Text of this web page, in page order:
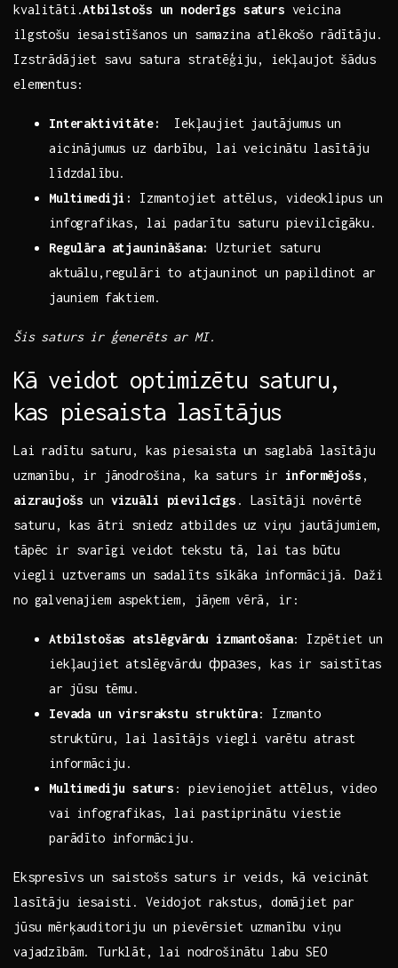
kvalitāti.Atbilstošs un noderīgs saturs ‌veicina
ilgstošu iesaistīšanos un samazina ‌atlēkošo ​rādītāju.
Izstrādājiet savu⁢ satura stratēģiju, iekļaujot šādus
elementus:
Interaktivitāte:
‍ Iekļaujiet⁤ jautājumus un
aicinājumus uz darbību,‌ lai ⁤veicinātu lasītāju
līdzdalību.
Multimediji:
Izmantojiet attēlus, ‍videoklipus ⁤un
infografikas, lai padarītu saturu‌ pievilcīgāku.
Regulāra atjaunināšana:
Uzturiet‌ saturu
aktuālu,regulāri to atjauninot ⁢un‌ papildinot ar
jauniem faktiem.
Šis saturs ir ģenerēts ar MI.
Kā veidot optimizētu saturu,
kas ‍piesaista lasītājus
Lai radītu saturu,⁣ kas piesaista un ‌saglabā⁣ lasītāju‌
uzmanību, ⁢ir jānodrošina, ‍ka saturs ‌ir informējošs ,
aizraujošs un vizuāli pievilcīgs . Lasītāji novērtē
saturu, kas⁤ ātri sniedz atbildes uz ⁢viņu jautājumiem,⁢
tāpēc ir svarīgi⁢ veidot tekstu ⁣tā, lai tas būtu
viegli uztverams un sadalīts sīkāka ‍informācijā.⁣ Daži
no galvenajiem aspektiem, jāņem vērā, ir:
Atbilstošas atslēgvārdu izmantošana:⁣ Izpētiet un
iekļaujiet⁣ atslēgvārdu фразes, kas ir saistītas
ar⁣ jūsu tēmu.
Ievada un virsrakstu struktūra: Izmanto
struktūru, ‌lai⁢ lasītājs viegli ‌varētu‍ atrast
informāciju.
Multimediju saturs : ​pievienojiet attēlus, video⁣
vai ‍infografikas, ‌lai pastiprinātu viestie
parādīto informāciju.
Ekspresīvs ‌un ‍saistošs saturs ir veids, kā ​veicināt
lasītāju iesaisti. Veidojot ⁢rakstus,​ domājiet par⁢
jūsu mērķauditoriju un‌ pievērsiet uzmanību viņu
vajadzībām. ‌Turklāt,⁤ lai nodrošinātu ⁤labu SEO